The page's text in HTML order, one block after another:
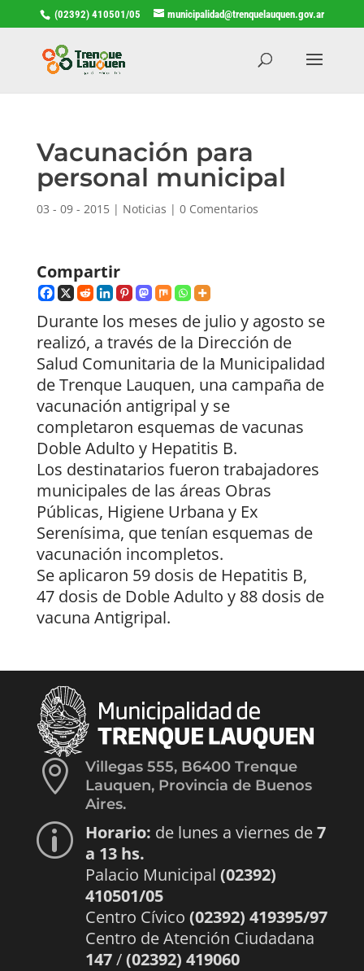
(02392) 410501/05 municipalidad@trenquelauquen.gov.ar
Vacunación para
personal municipal
03 - 09 - 2015| Noticias | 0 Comentarios
Compartir
Durante los meses de julio y agosto se
realizó, a través de la Dirección de
Salud Comunitaria de la Municipalidad
de Trenque Lauquen, una campaña de
vacunación antigripal y se
completaron esquemas de vacunas
Doble Adulto y Hepatitis B.
Los destinatarios fueron trabajadores
municipales de las áreas Obras
Públicas, Higiene Urbana y Ex
Serenísima, que tenían esquemas de
vacunación incompletos.
Se aplicaron 59 dosis de Hepatitis B,
47 dosis de Doble Adulto y 88 dosis de
vacuna Antigripal.

Villegas 555, B6400 Trenque
Lauquen, Provincia de Buenos
Aires.
p Horario: de lunes a viernes de7
a 13 hs.
Palacio Municipal (02392)
410501/05
Centro Cívico (02392) 419395/97
Centro de Atención Ciudadana
147/(02392) 419060